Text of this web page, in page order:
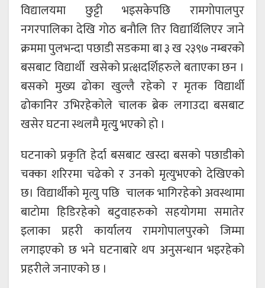
विद्यालयमा छुट्टी भइसकेपछि रामगाेपालपुर
नगरपालिका देखि गाेठ बनाैलि तिर विद्यार्थिलिएर जाने
क्रममा पुलभन्दा पछाडी सडकमा बा ३ ख २३९७ नम्बरको
बसबाट विद्यार्थी खसेकाे प्रत्क्षदर्शिहरुले बताएका छन ।
बसकाे मुख्य ढाेका खुल्लै रहेकाे र मृतक विद्यार्थी
ढाेकानिर उभिरहेकाेले चालक ब्रेक लगाउदा बसबाट
खसेर घटना स्थलमै मृत्युु भएकाे हाे ।
घटनाकाे प्रकृति हेर्दा बसबाट खस्दा बसकाे पछाडीकाे
चक्का शरिरमा चढेकाे र उनकाे मृत्युभएकाे देखिएकाे
छ। विद्यार्थीकाे मृत्यु पछि चालक भागिरहेकाे अवस्थामा
बाटाेमा हिडिरहेकाे बटुवाहरुकाे सहयाेगमा समातेर
इलाका प्रहरी कार्यालय रामगाेपालपुरकाे जिम्मा
लगाइएकाे छ भने घटनाबारे थप अनुसन्धान भइरहेको
प्रहरीले जनाएको छ ।